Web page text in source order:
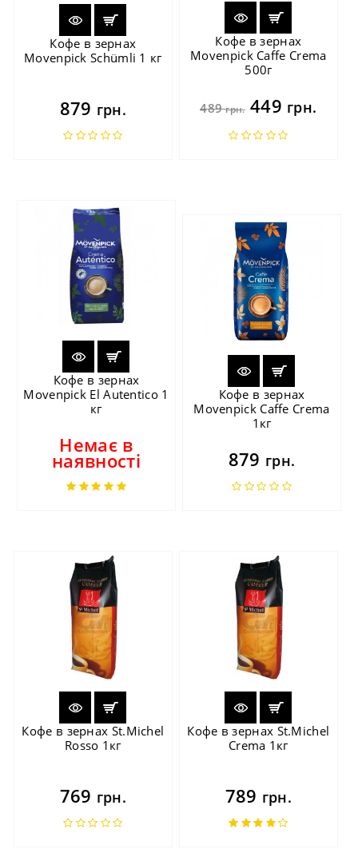
Кофе в зернах
Movenpick Schümli 1 кг
879 грн.
Кофе в зернах
Movenpick Caffe Crema
500г
489грн.449 грн.
Кофе в зернах
Movenpick El Autentico 1
кг
Немає в
наявності
Кофе в зернах
Movenpick Caffe Crema
1кг
879 грн.
Кофе в зернах St.Michel
Rosso 1кг
769 грн.
Кофе в зернах St.Michel
Crema 1кг
789 грн.